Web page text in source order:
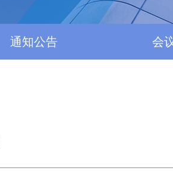
通知公告 会